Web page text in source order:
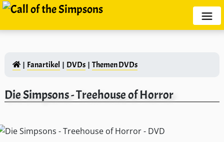
Fanartikel DVDs Themen DVDs
Die Simpsons - Treehouse of Horror